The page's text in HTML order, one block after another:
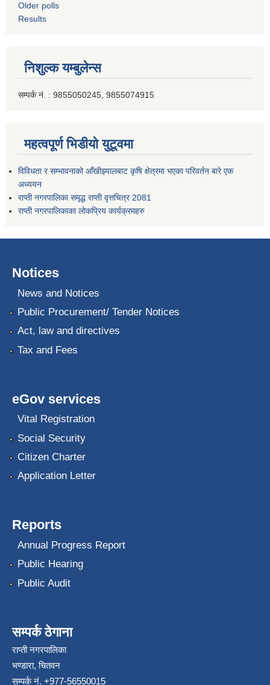
Older polls
Results
निशुल्क यम्बुलेन्स
सम्पर्क नं. : 9855050245, 9855074915
महत्वपूर्ण भिडीयो युटूवमा
विविधता र सम्भावनाको आँखीझ्यालबाट कृषि क्षेत्रमा भएका परिवर्तन बारे एक
अध्ययन
राप्ती नगरपालिका समृद्ध राप्ती वृत्तचित्र 2081
राप्ती नगरपालिकाका लोकप्रिय कार्यक्रमहरु
Notices
News and Notices
Public Procurement/ Tender Notices
Act, law and directives
Tax and Fees
eGov services
Vital Registration
Social Security
Citizen Charter
Application Letter
Reports
Annual Progress Report
Public Hearing
Public Audit
सम्पर्क ठेगाना
राप्ती नगरपालिका
भण्डारा, चितवन
सम्पर्क नं. +977-56550015